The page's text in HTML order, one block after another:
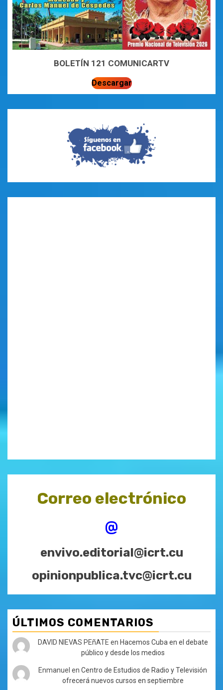
BOLETÍN 121 COMUNICARTV
Descargar
Correo electrónico
@
envivo.editorial@icrt.cu
opinionpublica.tvc@icrt.cu
ÚLTIMOS COMENTARIOS
DAVID NIEVAS PEñATE en Hacemos Cuba en el debate
público y desde los medios
Enmanuel enCentro de Estudios de Radio y Televisión
ofrecerá nuevos cursos en septiembre